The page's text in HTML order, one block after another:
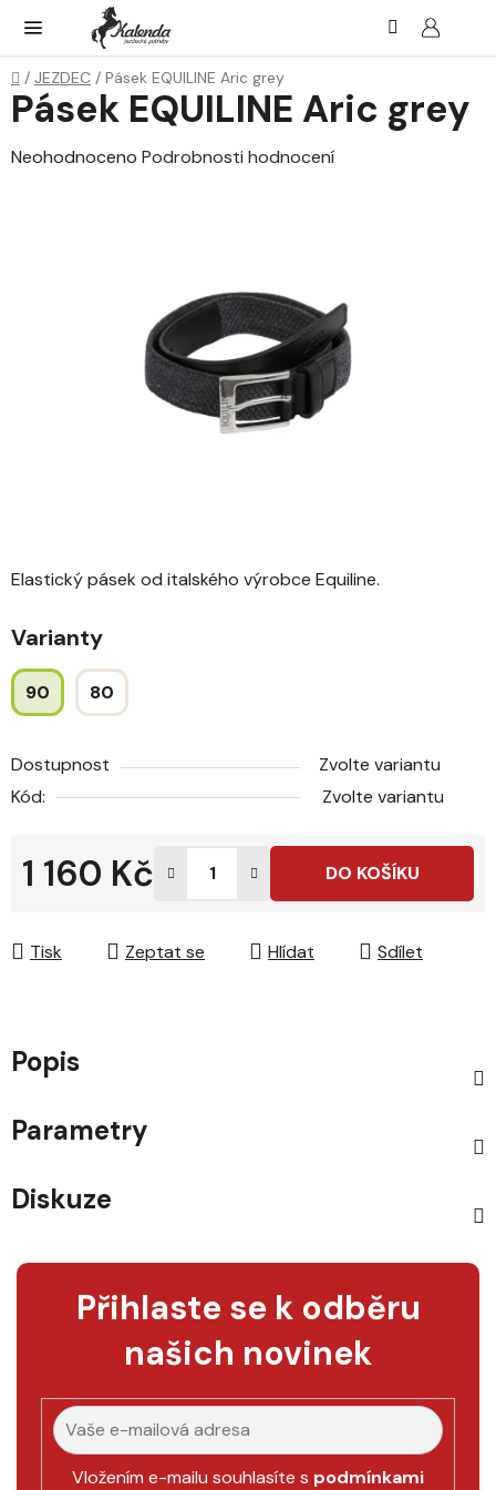
obsah
Domů
/ JEZDEC / Pásek EQUILINE Aric grey
Elastický pásek od italského výrobce Equiline.
Varianty
90 80
Dostupnost
Zvolte variantu
Kód:
Zvolte variantu
1 160 Kč DO KOŠÍKU
Tisk Zeptat se Hlídat Sdílet
Pásek EQUILINE Aric grey
Průměrné
Neohodnoceno Podrobnosti hodnocení
Popis
Parametry
Diskuze
Přihlaste se k odběru
našich novinek
Vložením e-mailu souhlasíte s podmínkami